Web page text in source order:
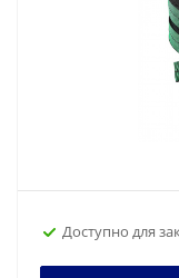
Доступно для